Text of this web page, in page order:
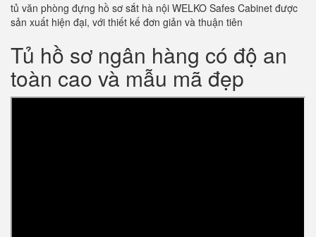
tủ văn phòng đựng hồ sơ sắt hà nội WELKO Safes Cabinet được
sản xuất hiện đại, với thiết kế đơn giản và thuận tiên
Tủ hồ sơ ngân hàng có độ an
toàn cao và mẫu mã đẹp